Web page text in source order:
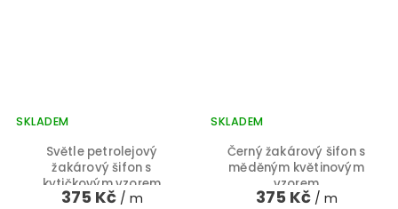
Světle petrolejový
žakárový šifon s
kytičkovým vzorem
SKLADEM
375 Kč / m
Černý žakárový šifon s
měděným květinovým
vzorem
SKLADEM
375 Kč / m